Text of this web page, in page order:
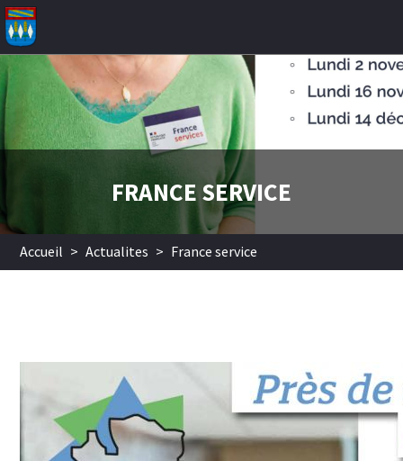
Aller au contenu principal
FRANCE SERVICE
Accueil > Actualites > France service